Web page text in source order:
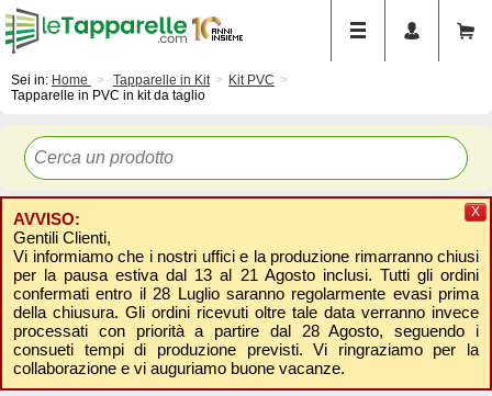
Sei in: Home Tapparelle in Kit
Kit PVC
Tapparelle in PVC in kit da taglio
AVVISO:
Gentili Clienti,
Vi informiamo che i nostri uffici e la produzione rimarranno chiusi
per la pausa estiva dal 13 al 21 Agosto inclusi. Tutti gli ordini
confermati entro il 28 Luglio saranno regolarmente evasi prima
della chiusura. Gli ordini ricevuti oltre tale data verranno invece
processati con priorità a partire dal 28 Agosto, seguendo i
consueti tempi di produzione previsti. Vi ringraziamo per la
collaborazione e vi auguriamo buone vacanze.
X